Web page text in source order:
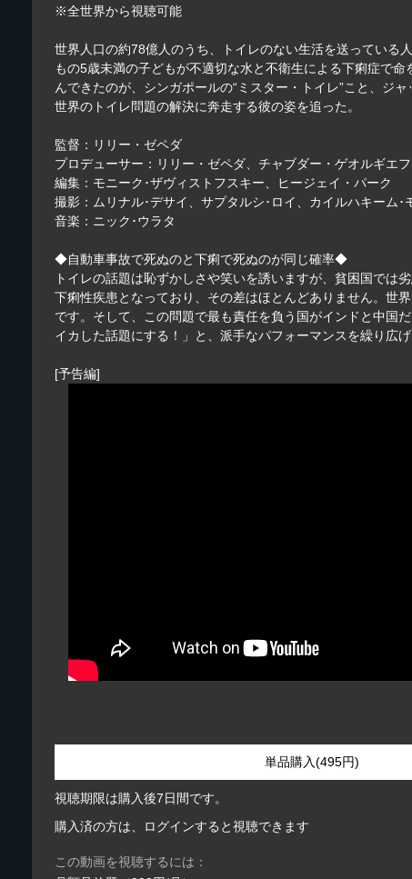
※全世界から視聴可能
世界人口の約78億人のうち、トイレのない生活を送っている
もの5歳未満の子どもが不適切な水と不衛生による下痢症で
んできたのが、シンガポールの“ミスター・トイレ”こと、ジ
世界のトイレ問題の解決に奔走する彼の姿を追った。
監督：リリー・ゼペダ
プロデューサー：リリー・ゼペダ、チャブダー・ゲオルギエ
編集：モニーク･ザヴィストフスキー、ヒージェイ・パーク
撮影：ムリナル･デサイ、サプタルシ･ロイ、カイルハキーム
音楽：ニック･ウラタ
◆自動車事故で死ぬのと下痢で死ぬのが同じ確率◆
トイレの話題は恥ずかしさや笑いを誘いますが、貧困国で
下痢性疾患となっており、その差はほとんどありません。世
です。そして、この問題で最も責任を負う国がインドと中国
イカした話題にする！」と、派手なパフォーマンスを繰り広
[予告編]
単品購入(495円)
視聴期限は購入後7日間です。
購入済の方は、ログインすると視聴できます
この動画を視聴するには：